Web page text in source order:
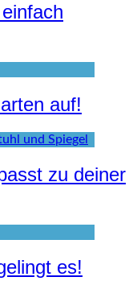
auf!
zu deiner
es!